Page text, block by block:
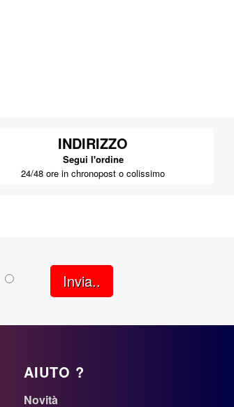
INDIRIZZO
Segui l'ordine
24/48 ore in chronopost o colissimo
Invia..
AIUTO ?
Novità